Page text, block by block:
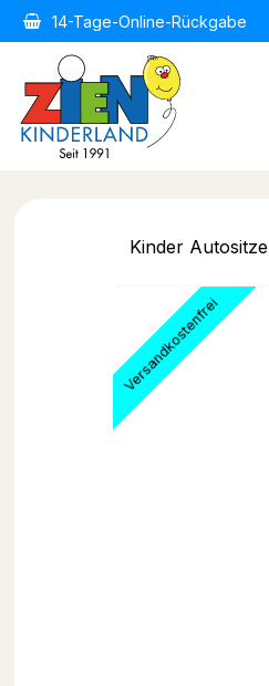
Zum Inhalt springen
14-Tage-Online-Rückgabe
Kinder Autositze
Versandkostenfrei
Versandkostenfrei